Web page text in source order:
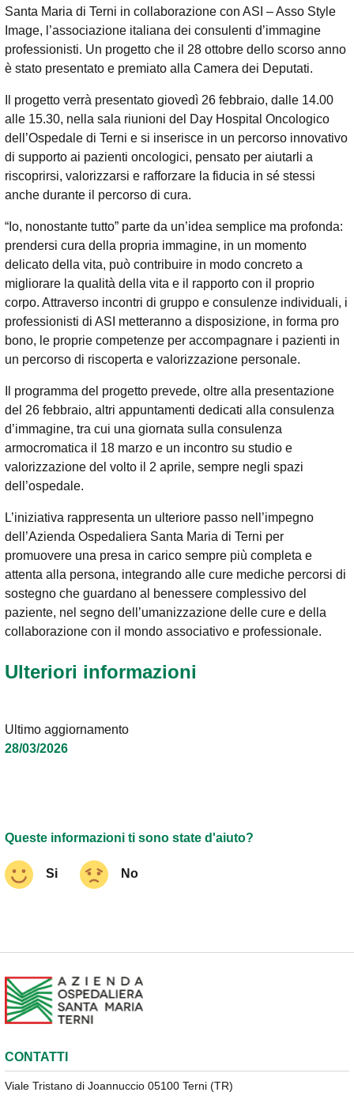
Santa Maria di Terni in collaborazione con ASI – Asso Style
Image, l’associazione italiana dei consulenti d’immagine
professionisti. Un progetto che il 28 ottobre dello scorso anno
è stato presentato e premiato alla Camera dei Deputati.
Il progetto verrà presentato giovedì 26 febbraio, dalle 14.00
alle 15.30, nella sala riunioni del Day Hospital Oncologico
dell’Ospedale di Terni e si inserisce in un percorso innovativo
di supporto ai pazienti oncologici, pensato per aiutarli a
riscoprirsi, valorizzarsi e rafforzare la fiducia in sé stessi
anche durante il percorso di cura.
“Io, nonostante tutto” parte da un’idea semplice ma profonda:
prendersi cura della propria immagine, in un momento
delicato della vita, può contribuire in modo concreto a
migliorare la qualità della vita e il rapporto con il proprio
corpo. Attraverso incontri di gruppo e consulenze individuali, i
professionisti di ASI metteranno a disposizione, in forma pro
bono, le proprie competenze per accompagnare i pazienti in
un percorso di riscoperta e valorizzazione personale.
Il programma del progetto prevede, oltre alla presentazione
del 26 febbraio, altri appuntamenti dedicati alla consulenza
d’immagine, tra cui una giornata sulla consulenza
armocromatica il 18 marzo e un incontro su studio e
valorizzazione del volto il 2 aprile, sempre negli spazi
dell’ospedale.
L’iniziativa rappresenta un ulteriore passo nell’impegno
dell’Azienda Ospedaliera Santa Maria di Terni per
promuovere una presa in carico sempre più completa e
attenta alla persona, integrando alle cure mediche percorsi di
sostegno che guardano al benessere complessivo del
paziente, nel segno dell’umanizzazione delle cure e della
collaborazione con il mondo associativo e professionale.
Ulteriori informazioni
Ultimo aggiornamento
28/03/2026
Queste informazioni ti sono state d'aiuto?
Si No
CONTATTI
Viale Tristano di Joannuccio 05100 Terni (TR)